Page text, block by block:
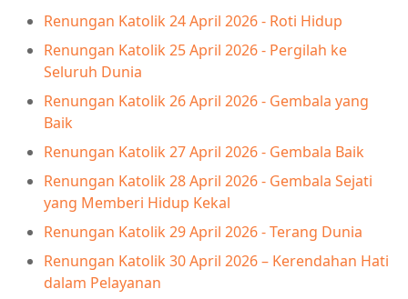
Renungan Katolik 24 April 2026 - Roti Hidup
Renungan Katolik 25 April 2026 - Pergilah ke
Seluruh Dunia
Renungan Katolik 26 April 2026 - Gembala yang
Baik
Renungan Katolik 27 April 2026 - Gembala Baik
Renungan Katolik 28 April 2026 - Gembala Sejati
yang Memberi Hidup Kekal
Renungan Katolik 29 April 2026 - Terang Dunia
Renungan Katolik 30 April 2026 – Kerendahan Hati
dalam Pelayanan